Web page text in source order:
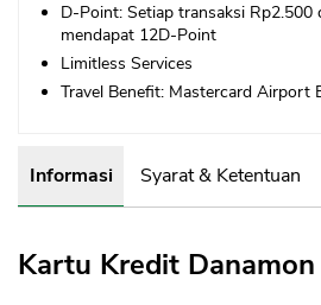
Asuransi Jiwa
Asuransi Kesehatan
D-Point: Setiap transaksi Rp2.500
mendapat 12D-Point
Limitless Services
Travel Benefit: Mastercard Airport
Informasi Syarat & Ketentuan
Kartu Kredit